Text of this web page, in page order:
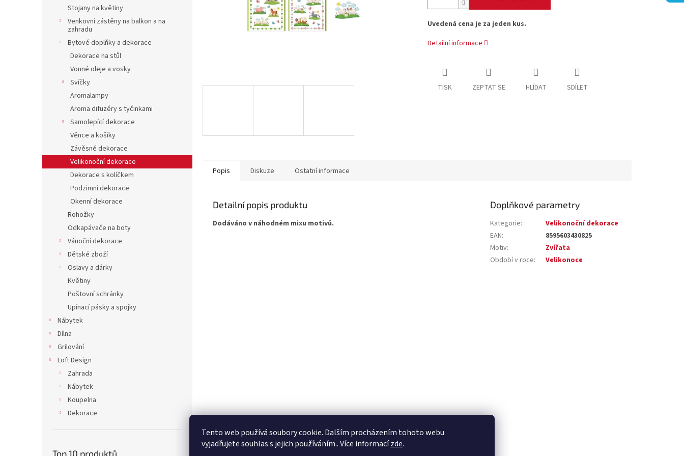
Tento web používá soubory cookie. Dalším procházením tohoto webu
vyjadřujete souhlas s jejich používáním.. Více informacízde.
Stojany na květiny
Venkovní zástěny na balkon a na
zahradu
Bytové doplňky a dekorace
Dekorace na stůl
Vonné oleje a vosky
Svíčky
Aromalampy
Aroma difuzéry s tyčinkami
Samolepící dekorace
Věnce a košíky
Závěsné dekorace
Velikonoční dekorace
Dekorace s kolíčkem
Podzimní dekorace
Okenní dekorace
Rohožky
Odkapávače na boty
Vánoční dekorace
Dětské zboží
Oslavy a dárky
Květiny
Poštovní schránky
Upínací pásky a spojky
Nábytek
Dílna
Grilování
Loft Design
Zahrada
Nábytek
Koupelna
Dekorace
Top 10 produktů
Uvedená cena je za jeden kus.
Detailní informace
TISK ZEPTAT SE HLÍDAT SDÍLET
Popis Diskuze Ostatní informace
Detailní popis produktu
Dodáváno v náhodném mixu motivů.
Doplňkové parametry
Kategorie:
Velikonoční dekorace
EAN:
8595603430825
Motiv:
Zvířata
Období v roce: Velikonoce